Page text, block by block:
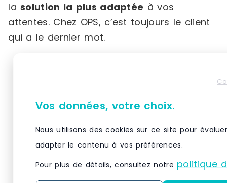
lasolution la plus adaptée à vos
attentes. Chez OPS, c’est toujours le client
qui a le dernier mot.
Vos données, votre choix.
Nous utilisons des cookies sur ce site pour
adapter le contenu à vos préférences.
Pour plus de détails, consultez notre politique